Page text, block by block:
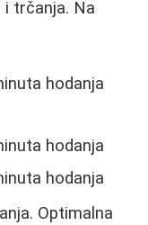
trčanja. Na
hodanja
hodanja
hodanja
Optimalna